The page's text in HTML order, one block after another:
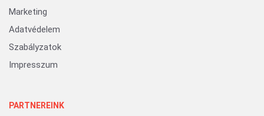
Marketing
Adatvédelem
Szabályzatok
Impresszum
PARTNEREINK